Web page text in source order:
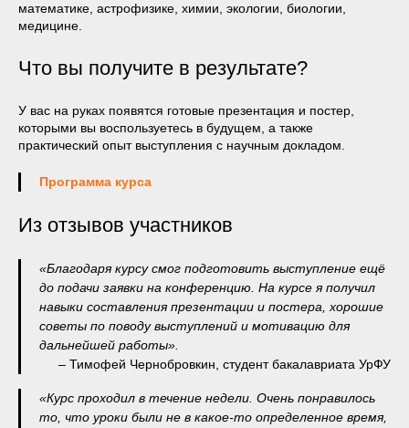
математике, астрофизике, химии, экологии, биологии,
медицине.
Что вы получите в результате?
У вас на руках появятся готовые презентация и постер,
которыми вы воспользуетесь в будущем, а также
практический опыт выступления с научным докладом.
Программа курса
Из отзывов участников
«Благодаря курсу смог подготовить выступление ещё
до подачи заявки на конференцию. На курсе я получил
навыки составления презентации и постера, хорошие
советы по поводу выступлений и мотивацию для
дальнейшей работы».
– Тимофей Чернобровкин, студент бакалавриата УрФУ
«Курс проходил в течение недели. Очень понравилось
то, что уроки были не в какое-то определенное время,